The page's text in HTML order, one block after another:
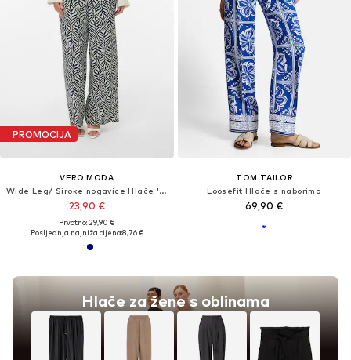
PROMOCIJA
VERO MODA
Wide Leg/ Široke nogavice Hlače 'VMJosie'
23,90 €
Prvotno: 29,90 €
Posljednja najniža cijena:8,76 €
Hlače za žene s oblinama
TOM TAILOR
Loosefit Hlače s naborima
69,90 €